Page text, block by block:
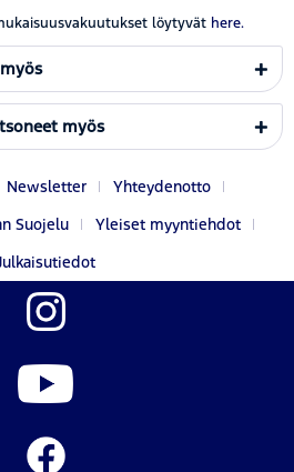
löytyvät here.
myös
Newsletter
Yhteydenotto
Suojelu
Yleiset myyntiehdot